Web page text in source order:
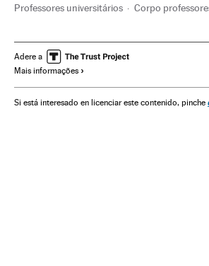
Professores universitários Corpo
Internet América do Sul
Comunicações Ética Relações humanas
Adere a
Mais informações
Si está interesado en licenciar este contenido, pinche